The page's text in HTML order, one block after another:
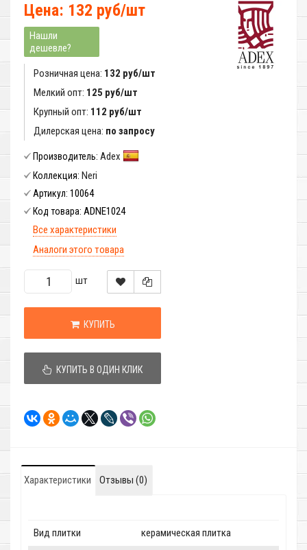
Цена: 132 руб/шт
Нашли
дешевле?
Розничная цена: 132 руб/шт
Мелкий опт: 125 руб/шт
Крупный опт: 112 руб/шт
Дилерская цена: по запросу
Производитель: Adex
Коллекция: Neri
Артикул: 10064
Код товара: ADNE1024
Все характеристики
Аналоги этого товара
шт
КУПИТЬ
КУПИТЬ В ОДИН КЛИК
Характеристики Отзывы (0)
Вид плитки керамическая плитка